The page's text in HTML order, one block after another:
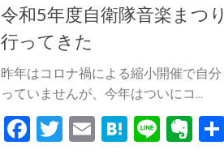
令和5年度自衛隊音楽まつ
行ってきた
昨年はコロナ禍による縮小開催で自
っていませんが、今年はついにコ...
Facebook
Twitter
EmailHatena
Line